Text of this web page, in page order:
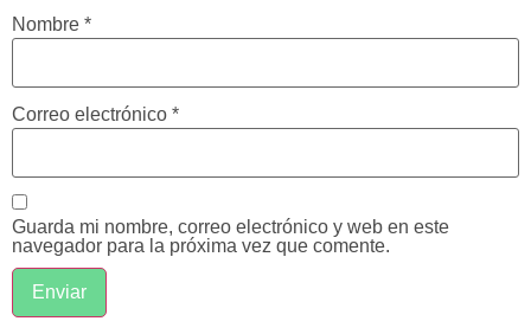
Nombre *
Correo electrónico *
Guarda mi nombre, correo electrónico y web en este
navegador para la próxima vez que comente.